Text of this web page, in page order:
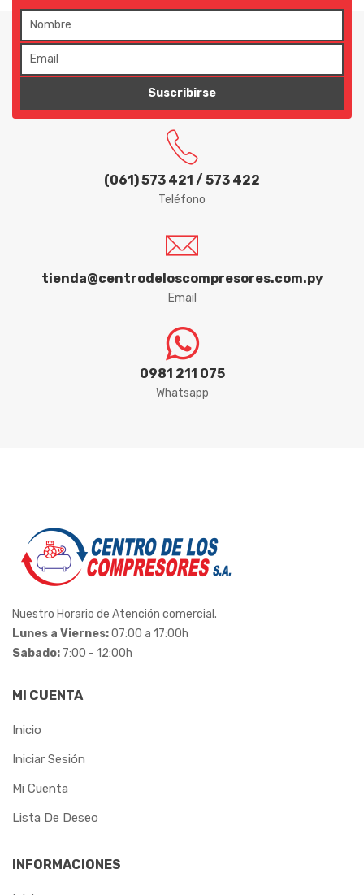
HYDRONLUBZ
ITACORDAS
MADEMIL
MAR-GIRIUS
MAX
METALMATRIX
METALPLAN
120x80x1000
130x80x1000
150x80x1000
(061) 573 421 / 573 422
Teléfono
tienda@centrodeloscompresores.com.py
Email
0981 211 075
Whatsapp
Suscribirse
Nuestro Horario de Atención comercial.
Lunes a Viernes:07:00 a 17:00h
Sabado: 7:00 - 12:00h
MI CUENTA
Inicio
Iniciar Sesión
Mi Cuenta
Lista De Deseo
INFORMACIONES